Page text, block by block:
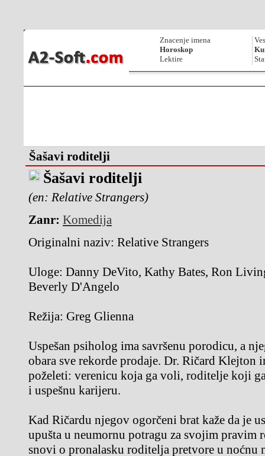
Znacenje imena
Horoskop
Lektire
Šašavi roditelji
Šašavi roditelji
(en: Relative Strangers)
Zanr: Komedija
Originalni naziv: Relative Strangers
Uloge: Danny DeVito, Kathy Bates, Ron
Beverly D'Angelo
Režija: Greg Glienna
Uspešan psiholog ima savršenu porodicu, a
obara sve rekorde prodaje. Dr. Ričard Klejton
poželeti: verenicu koja ga voli, roditelje koji
i uspešnu karijeru.
Kad Ričardu njegov ogorčeni brat kaže da je
upušta u neumornu potragu za svojim pravim
snovi o pronalasku roditelja pretvore u